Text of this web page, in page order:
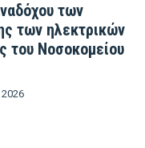
των
των ηλεκτρικών
του Νοσοκομείου
2026